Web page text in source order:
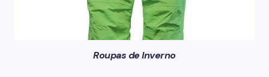
Roupas de Inverno